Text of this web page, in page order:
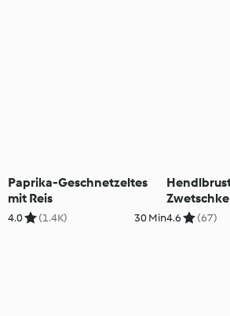
Paprika-Geschnetzeltes
mit Reis
4.0 (1.4K) 30 MinFisolen
4.6 (67)